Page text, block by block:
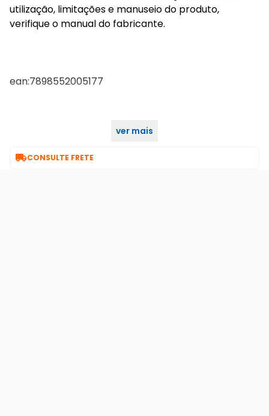
utilização, limitações e manuseio do produto,
verifique o manual do fabricante.
ean:7898552005177
ver mais
CONSULTE FRETE